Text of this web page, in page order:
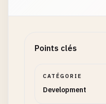
Points clés
CATÉGORIE
Development